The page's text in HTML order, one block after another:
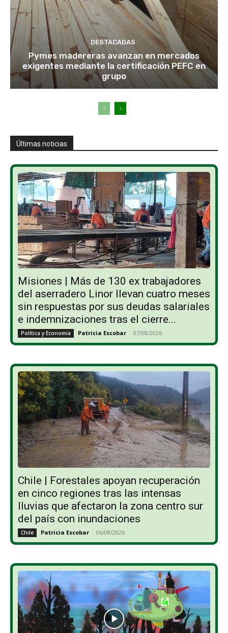
DESTACADAS
Pymes madereras avanzan en mercados
exigentes mediante la certificación PEFC en
grupo
Últimas noticias
Misiones | Más de 130 ex trabajadores
del aserradero Linor llevan cuatro meses
sin respuestas por sus deudas salariales
e indemnizaciones tras el cierre...
Política y Economía Patricia Escobar - 07/08/2026
Chile | Forestales apoyan recuperación
en cinco regiones tras las intensas
lluvias que afectaron la zona centro sur
del país con inundaciones
Chile Patricia Escobar - 06/08/2026